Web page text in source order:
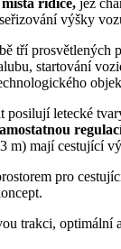
místa řidiče, jež
výšky
tří
startování
posilují letecké
m) mají cestující
pro
trakci, optimální